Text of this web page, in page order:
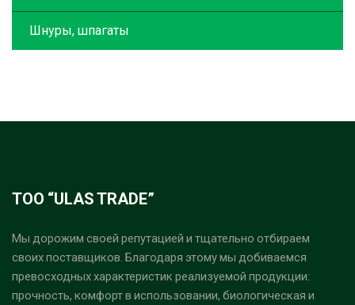
Шнуры, шпагаты
ТОО “ULAS TRADE”
Мы дорожим своей репутацией и тщательно отбираем
своих поставщиков. Благодаря этому мы добиваемся
превосходных характеристик реализуемой продукции:
прочность, комфорт в использовании, биологическая и